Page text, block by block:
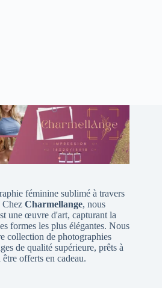
féminine sublimé à travers
Chez Charmellange, nous
une œuvre d'art, capturant la
formes les plus élégantes. Nous
collection de photographies
de qualité supérieure, prêts à
offerts en cadeau.